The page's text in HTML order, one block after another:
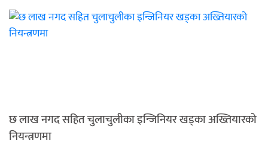
छ लाख नगद सहित चुलाचुलीका इन्जिनियर खड्का अख्तियारको
नियन्त्रणमा